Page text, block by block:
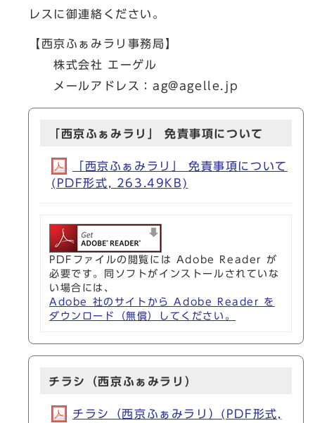
レスに御連絡ください。
【西京ふぁみラリ事務局】
株式会社 エーゲル
メールアドレス：ag@agelle.jp
「西京ふぁみラリ」 免責事項について
「西京ふぁみラリ」 免責事項について
(PDF形式, 263.49KB)
PDFファイルの閲覧には Adobe Reader が
必要です。同ソフトがインストールされていな
い場合には、
Adobe 社のサイトから Adobe Reader を
ダウンロード（無償）してください。
チラシ（西京ふぁみラリ）
チラシ（西京ふぁみラリ）(PDF形式,